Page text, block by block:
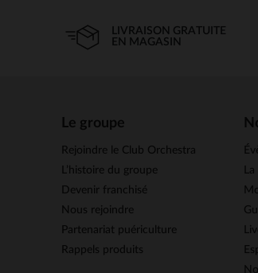
LIVRAISON GRATUITE
EN MAGASIN
Le groupe
Rejoindre le Club Orchestra
L’histoire du groupe
Devenir franchisé
Nous rejoindre
Partenariat puériculture
Rappels produits